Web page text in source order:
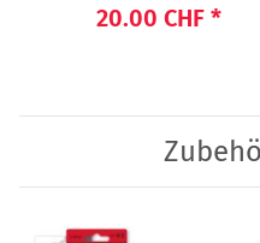
20.00 CHF *